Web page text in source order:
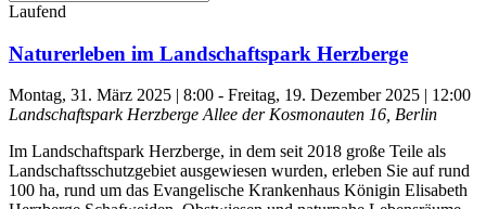
Laufend
Naturerleben im Landschaftspark Herzberge
Montag, 31. März 2025 | 8:00 - Freitag, 19. Dezember 2025 | 12:00
Landschaftspark Herzberge Allee der Kosmonauten 16, Berlin
Im Landschaftspark Herzberge, in dem seit 2018 große Teile als
Landschaftsschutzgebiet ausgewiesen wurden, erleben Sie auf rund
100 ha, rund um das Evangelische Krankenhaus Königin Elisabeth